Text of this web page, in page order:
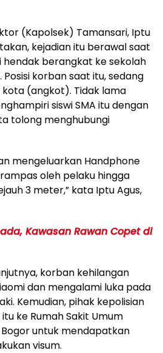
(Kapolsek) Tamansari, Iptu
kejadian itu berawal saat
hendak berangkat ke sekolah
Posisi korban saat itu, sedang
(angkot). Tidak lama
siswi SMA itu dengan
tolong menghubungi
mengeluarkan Handphone
oleh pelaku hingga
3 meter,” kata Iptu Agus,
Kawasan Rawan Copet di
korban kehilangan
dan mengalami luka pada
Kemudian, pihak kepolisian
ke Rumah Sakit Umum
Bogor untuk mendapatkan
visum.